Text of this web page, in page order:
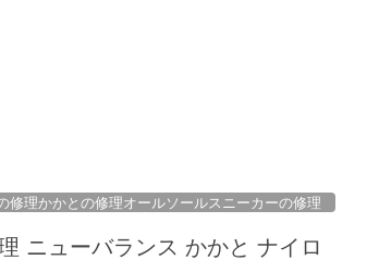
修理かかとの修理オールソールスニーカーの修理
ニューバランス かかと ナイロ